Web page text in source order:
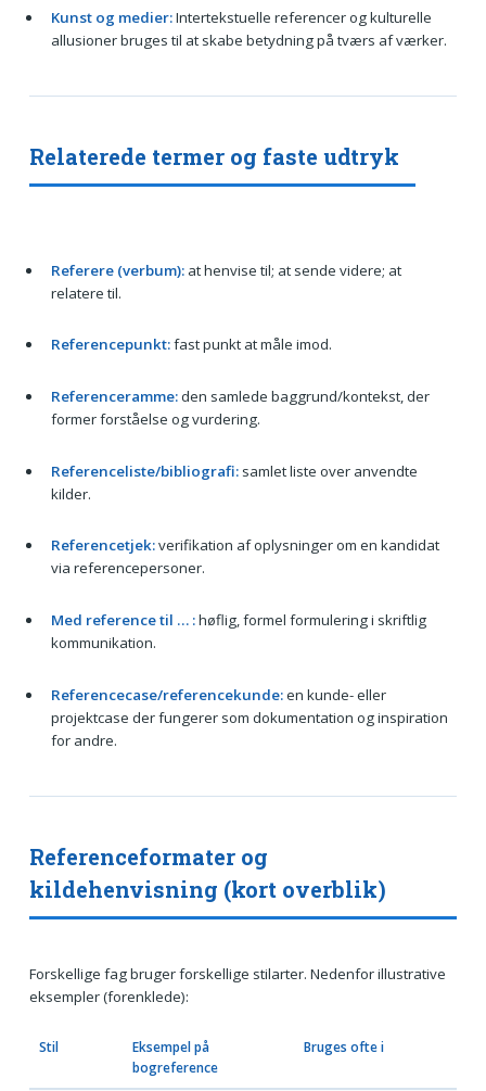
Kunst og medier:Intertekstuelle referencer og kulturelle
allusioner bruges til at skabe betydning på tværs af værker.
Relaterede termer og faste udtryk
Referere (verbum):at henvise til; at sende videre; at
relatere til.
Referencepunkt:fast punkt at måle imod.
Referenceramme:den samlede baggrund/kontekst, der
former forståelse og vurdering.
Referenceliste/bibliografi:samlet liste over anvendte
kilder.
Referencetjek:verifikation af oplysninger om en kandidat
via referencepersoner.
Med reference til … :høflig, formel formulering i skriftlig
kommunikation.
Referencecase/referencekunde:en kunde- eller
projektcase der fungerer som dokumentation og inspiration
for andre.
Referenceformater og
kildehenvisning (kort overblik)
Forskellige fag bruger forskellige stilarter. Nedenfor illustrative
eksempler (forenklede):
Stil
Eksempel på
bogreference
Bruges ofte i